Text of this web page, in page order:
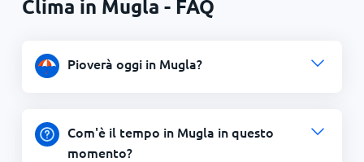
Clima in Mugla - FAQ
Pioverà oggi in Mugla?
Com'è il tempo in Mugla in questo
momento?